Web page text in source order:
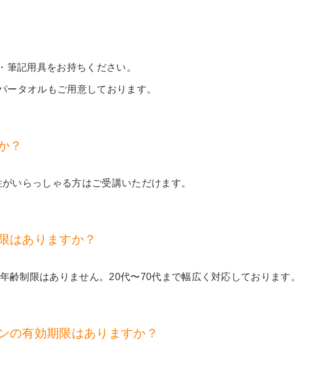
記用具をお持ちください。
ータオルもご用意しております。
？
いらっしゃる方はご受講いただけます。
はありますか？
齢制限はありません。20代〜70代まで幅広く対応しております。
の有効期限はありますか？